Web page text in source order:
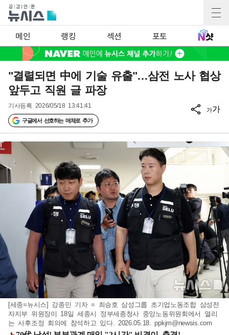
메인 랭킹 섹션 포토
"결렬되면 中에 기술 유출"…삼전 노사 협상
앞두고 직원 글 파장
기사등록 2026/05/18 13:41:41
구글에서 선호하는 매체로 추가
가가
[세종=뉴시스] 강종민 기자 = 최승호 삼성그룹 초기업노동조합 삼성전
자지부 위원장이 18일 세종시 정부세종청사 중앙노동위원회에서 열리
는 사후조정 회의에 참석하고 있다. 2026.05.18.ppkjm@newsis.com